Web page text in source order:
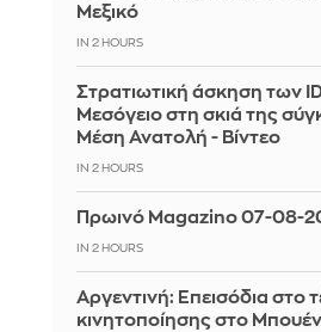
Μεξικό
IN 2 HOURS
Στρατιωτική άσκηση των
Μεσόγειο στη σκιά της
Μέση Ανατολή - Βίντεο
IN 2 HOURS
Πρωινό Magazino 07-08-
IN 2 HOURS
Αργεντινή: Επεισόδια στο
κινητοποίησης στο